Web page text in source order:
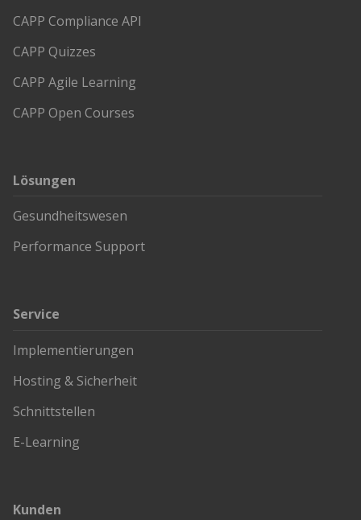
CAPP Compliance API
CAPP Quizzes
CAPP Agile Learning
CAPP Open Courses
Lösungen
Gesundheitswesen
Performance Support
Service
Implementierungen
Hosting & Sicherheit
Schnittstellen
E-Learning
Kunden